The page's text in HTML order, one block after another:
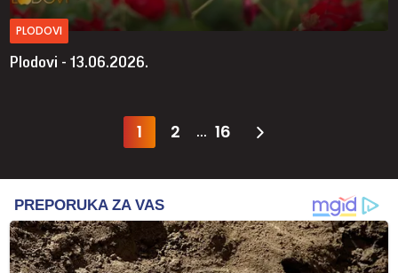
PLODOVI
Plodovi - 13.06.2026.
1 2 ... 16